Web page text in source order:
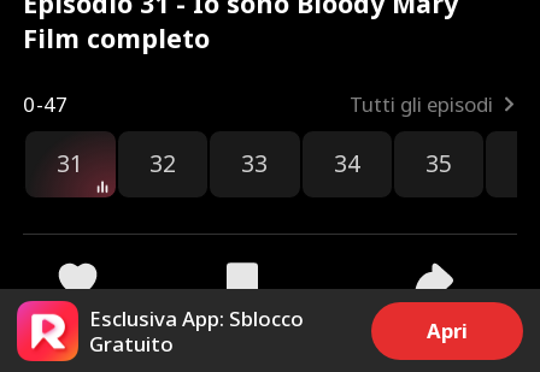
Film completo
0-47 Tutti gli episodi
31 32 33 34 35
94 2.6k Condividi
Esclusiva App: Sblocco
Gratuito
Apri